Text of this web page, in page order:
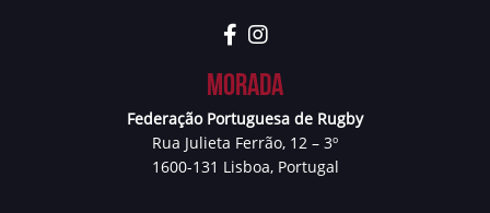
Morada
Federação Portuguesa de Rugby
Rua Julieta Ferrão, 12 – 3º
1600-131 Lisboa, Portugal